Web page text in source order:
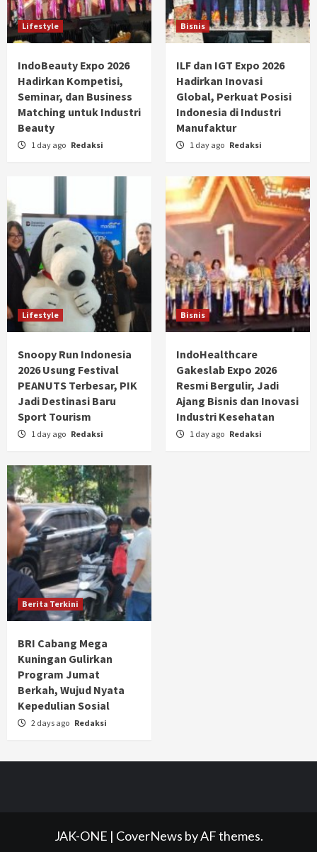
Lifestyle
IndoBeauty Expo 2026
Hadirkan Kompetisi,
Seminar, dan Business
Matching untuk Industri
Beauty
1 day ago Redaksi
Bisnis
ILF dan IGT Expo 2026
Hadirkan Inovasi
Global, Perkuat Posisi
Indonesia di Industri
Manufaktur
1 day ago Redaksi
Lifestyle
Snoopy Run Indonesia
2026 Usung Festival
PEANUTS Terbesar, PIK
Jadi Destinasi Baru
Sport Tourism
1 day ago Redaksi
Bisnis
IndoHealthcare
Gakeslab Expo 2026
Resmi Bergulir, Jadi
Ajang Bisnis dan Inovasi
Industri Kesehatan
1 day ago Redaksi
Berita Terkini
BRI Cabang Mega
Kuningan Gulirkan
Program Jumat
Berkah, Wujud Nyata
Kepedulian Sosial
2 days ago Redaksi
JAK-ONE | CoverNews by AF themes.